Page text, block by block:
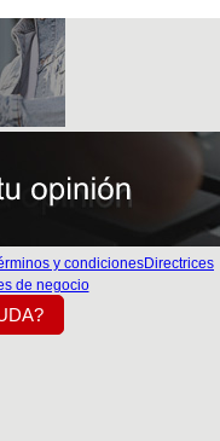
y condicionesDirectrices
de negocio